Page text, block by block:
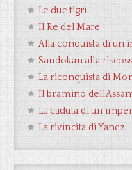
Le due tigri
Il Re del Mare
Alla conquista di un
Sandokan alla
La riconquista di
Il bramino
La caduta di un
La rivincita di Yanez